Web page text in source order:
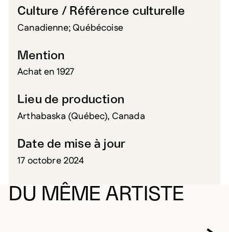
Culture / Référence culturelle
Canadienne; Québécoise
Mention
Achat en 1927
Lieu de production
Arthabaska (Québec), Canada
Date de mise à jour
17 octobre 2024
DU MÊME ARTISTE